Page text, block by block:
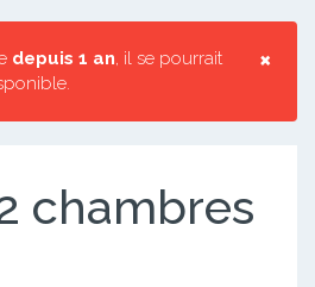
×
depuis 1 an, il se pourrait
chambres